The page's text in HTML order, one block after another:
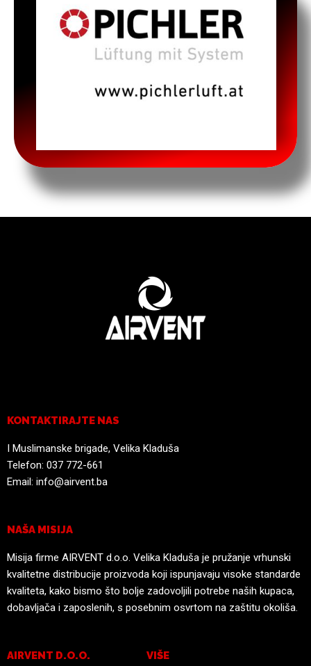
KONTAKTIRAJTE NAS
I Muslimanske brigade, Velika Kladuša
Telefon: 037 772-661
Email: info@airvent.ba
NAŠA MISIJA
Misija firme AIRVENT d.o.o. Velika Kladuša je pružanje vrhunski
kvalitetne distribucije proizvoda koji ispunjavaju visoke standarde
kvaliteta, kako bismo što bolje zadovoljili potrebe naših kupaca,
dobavljača i zaposlenih, s posebnim osvrtom na zaštitu okoliša.
AIRVENT D.O.O. VIŠE